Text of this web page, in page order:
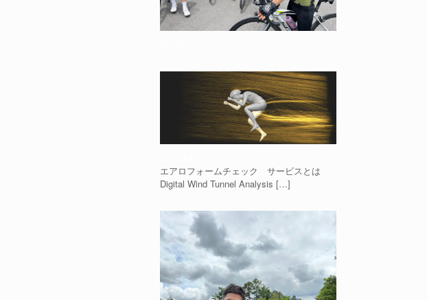
エアロフォームチェック サービスとは
Digital Wind Tunnel Analysis[…]